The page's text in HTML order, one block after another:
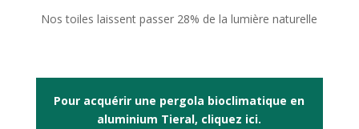
Nos toiles laissent passer 28% de la lumière naturelle
Pour acquérir une pergola bioclimatique en
aluminium Tieral, cliquez ici.